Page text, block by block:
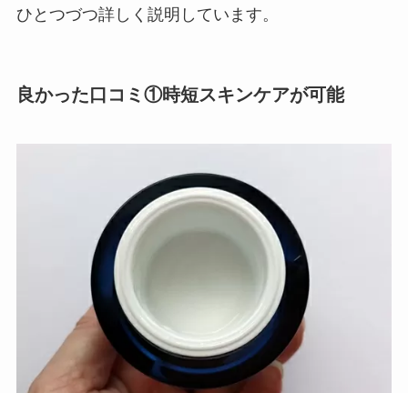
ひとつづつ詳しく説明しています。
良かった口コミ①時短スキンケアが可能